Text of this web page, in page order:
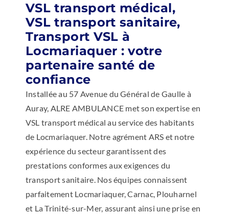
VSL transport médical,
VSL transport sanitaire,
Transport VSL à
Locmariaquer : votre
partenaire santé de
confiance
Installée au 57 Avenue du Général de Gaulle à
Auray, ALRE AMBULANCE met son expertise en
VSL transport médical au service des habitants
de Locmariaquer. Notre agrément ARS et notre
expérience du secteur garantissent des
prestations conformes aux exigences du
transport sanitaire. Nos équipes connaissent
parfaitement Locmariaquer, Carnac, Plouharnel
et La Trinité-sur-Mer, assurant ainsi une prise en